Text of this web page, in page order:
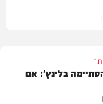
בלינץ': אם